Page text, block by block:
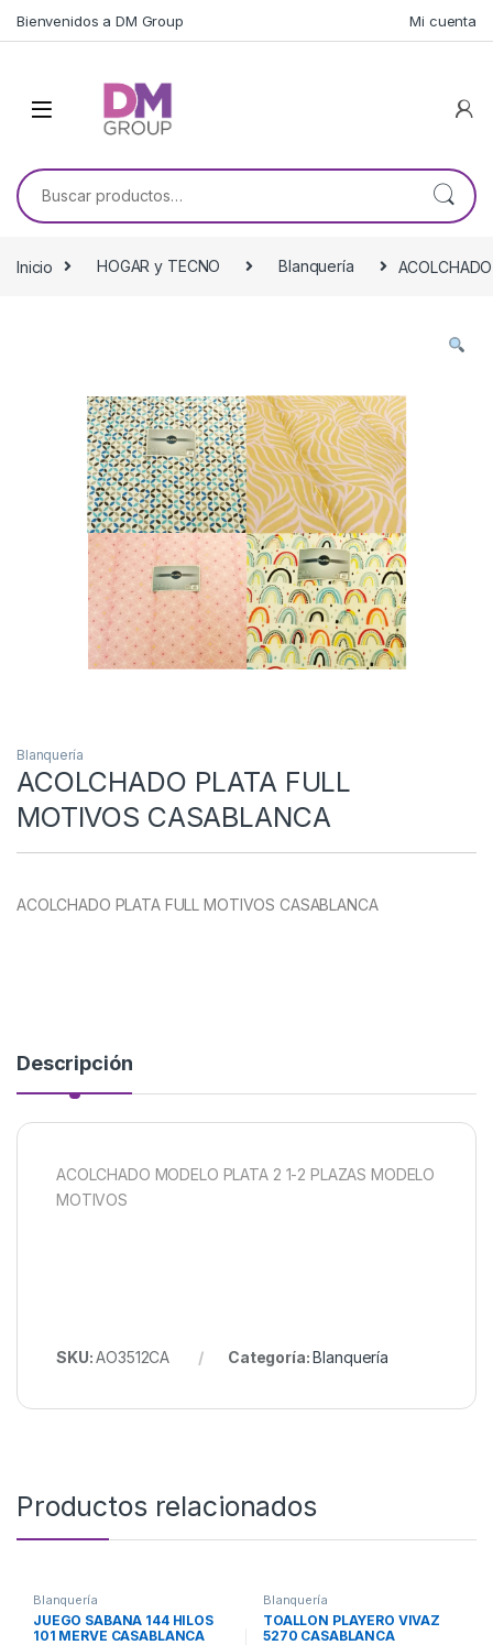
Bienvenidos a DM Group Mi cuenta
Buscar por:
Inicio HOGAR y TECNO Blanquería
Blanquería
ACOLCHADO PLATA FULL
MOTIVOS CASABLANCA
ACOLCHADO PLATA FULL MOTIVOS CASABLANCA
Descripción
ACOLCHADO MODELO PLATA 2 1-2 PLAZAS MODELO
MOTIVOS
SKU:AO3512CA Categoría:Blanquería
Productos relacionados
Blanquería
JUEGO SABANA 144 HILOS
101 MERVE CASABLANCA
Blanquería
TOALLON PLAYERO VIVAZ
5270 CASABLANCA